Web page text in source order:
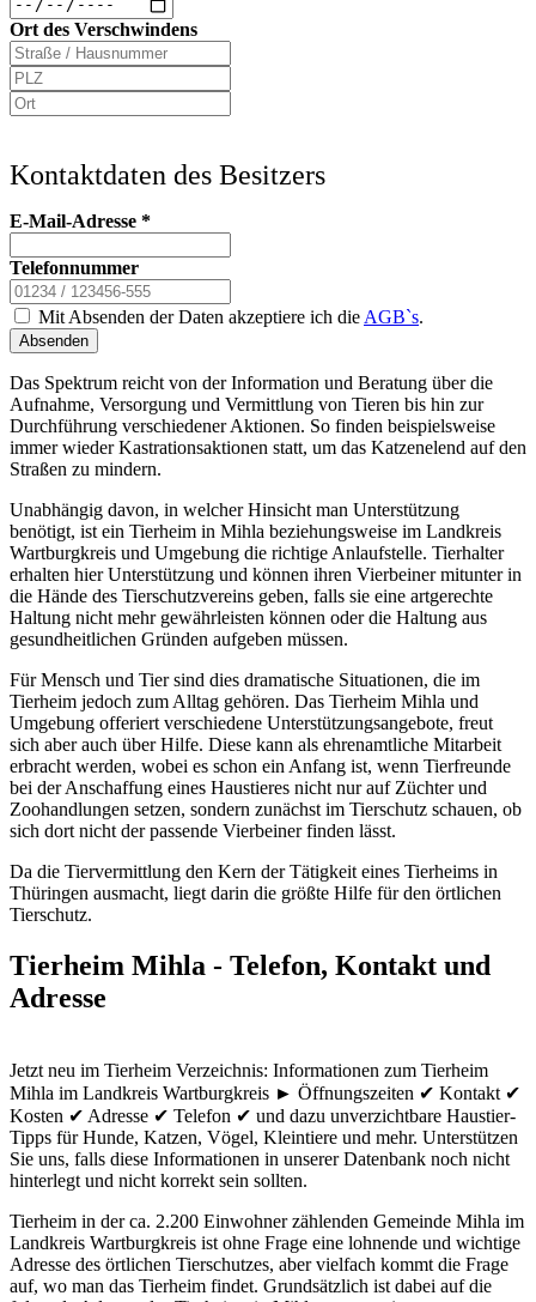
Ort des Verschwindens
Kontaktdaten des Besitzers
E-Mail-Adresse *
Telefonnummer
Mit Absenden der Daten akzeptiere ich die AGB`s.
Absenden
Das Spektrum reicht von der Information und Beratung über die
Aufnahme, Versorgung und Vermittlung von Tieren bis hin zur
Durchführung verschiedener Aktionen. So finden beispielsweise
immer wieder Kastrationsaktionen statt, um das Katzenelend auf den
Straßen zu mindern.
Unabhängig davon, in welcher Hinsicht man Unterstützung
benötigt, ist ein Tierheim in Mihla beziehungsweise im Landkreis
Wartburgkreis und Umgebung die richtige Anlaufstelle. Tierhalter
erhalten hier Unterstützung und können ihren Vierbeiner mitunter in
die Hände des Tierschutzvereins geben, falls sie eine artgerechte
Haltung nicht mehr gewährleisten können oder die Haltung aus
gesundheitlichen Gründen aufgeben müssen.
Für Mensch und Tier sind dies dramatische Situationen, die im
Tierheim jedoch zum Alltag gehören. Das Tierheim Mihla und
Umgebung offeriert verschiedene Unterstützungsangebote, freut
sich aber auch über Hilfe. Diese kann als ehrenamtliche Mitarbeit
erbracht werden, wobei es schon ein Anfang ist, wenn Tierfreunde
bei der Anschaffung eines Haustieres nicht nur auf Züchter und
Zoohandlungen setzen, sondern zunächst im Tierschutz schauen, ob
sich dort nicht der passende Vierbeiner finden lässt.
Da die Tiervermittlung den Kern der Tätigkeit eines Tierheims in
Thüringen ausmacht, liegt darin die größte Hilfe für den örtlichen
Tierschutz.
Tierheim Mihla - Telefon, Kontakt und
Adresse
Jetzt neu im Tierheim Verzeichnis: Informationen zum Tierheim
Mihla im Landkreis Wartburgkreis ► Öffnungszeiten ✔ Kontakt ✔
Kosten ✔ Adresse ✔ Telefon ✔ und dazu unverzichtbare Haustier-
Tipps für Hunde, Katzen, Vögel, Kleintiere und mehr. Unterstützen
Sie uns, falls diese Informationen in unserer Datenbank noch nicht
hinterlegt und nicht korrekt sein sollten.
Tierheim in der ca. 2.200 Einwohner zählenden Gemeinde Mihla im
Landkreis Wartburgkreis ist ohne Frage eine lohnende und wichtige
Adresse des örtlichen Tierschutzes, aber vielfach kommt die Frage
auf, wo man das Tierheim findet. Grundsätzlich ist dabei auf die